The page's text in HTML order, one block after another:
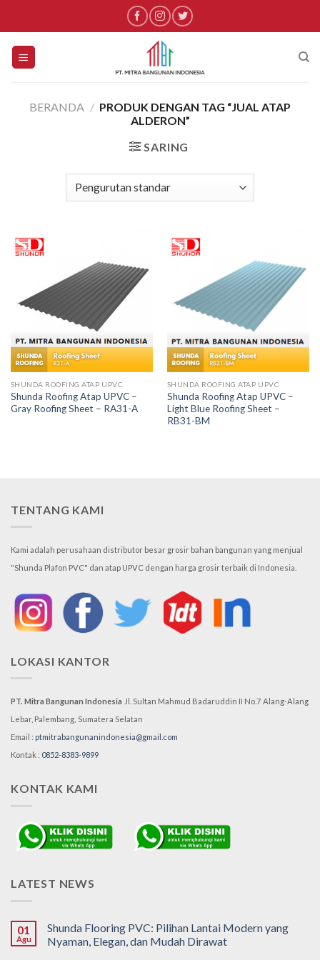
content
BERANDA / PRODUK DENGAN TAG “JUAL ATAP
ALDERON”
SARING
SHUNDA ROOFING ATAP UPVC
Shunda Roofing Atap UPVC –
Gray Roofing Sheet – RA31-A
SHUNDA ROOFING ATAP UPVC
Shunda Roofing Atap UPVC –
Light Blue Roofing Sheet –
RB31-BM
TENTANG KAMI
Kami adalah perusahaan distributor besar grosir bahan bangunan yang menjual
"Shunda Plafon PVC" dan atap UPVC dengan harga grosir terbaik di Indonesia.
LOKASI KANTOR
PT. Mitra Bangunan Indonesia Jl. Sultan Mahmud Badaruddin II No.7 Alang-Alang
Lebar, Palembang, Sumatera Selatan
Email : ptmitrabangunanindonesia@gmail.com
Kontak : 0852-8383-9899
KONTAK KAMI
LATEST NEWS
01
Agu
Shunda Flooring PVC: Pilihan Lantai Modern yang
Nyaman, Elegan, dan Mudah Dirawat